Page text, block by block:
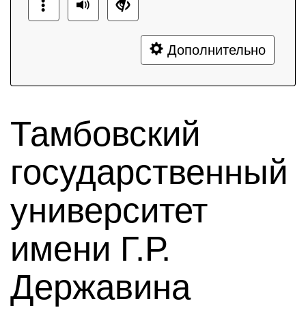
Дополнительно
Тамбовский
государственный
университет
имени Г.Р.
Державина